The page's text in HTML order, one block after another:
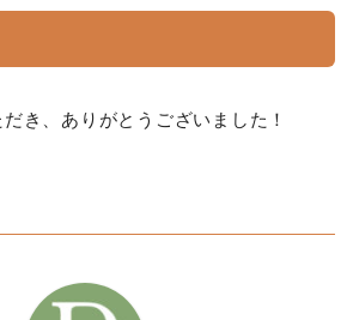
き、ありがとうございました！